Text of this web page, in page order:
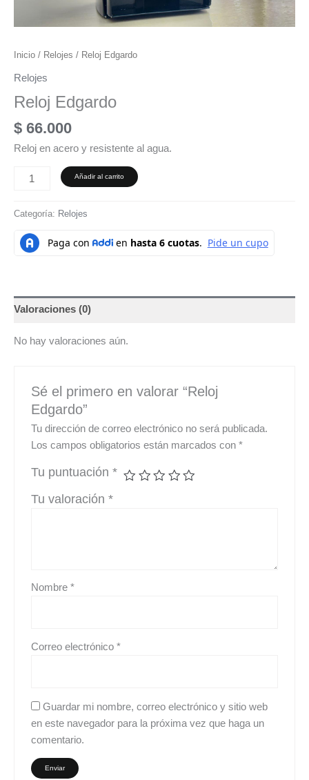
Inicio / Relojes / Reloj Edgardo
Relojes
Reloj Edgardo
$ 66.000
Reloj en acero y resistente al agua.
Añadir al carrito
Categoría: Relojes
Valoraciones (0)
No hay valoraciones aún.
Sé el primero en valorar “Reloj
Edgardo”
Tu dirección de correo electrónico no será publicada.
Los campos obligatorios están marcados con*
Tu puntuación*
Tu valoración*
Nombre*
Correo electrónico*
Guardar mi nombre, correo electrónico y sitio web
en este navegador para la próxima vez que haga un
comentario.